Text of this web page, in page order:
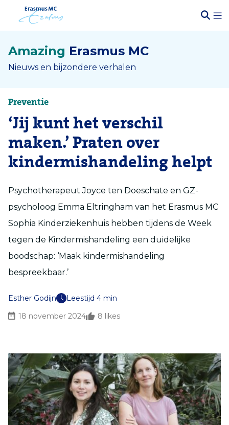
Amazing Erasmus MC
Nieuws en bijzondere verhalen
Preventie
‘Jij kunt het verschil
maken.’ Praten over
kindermishandeling helpt
Psychotherapeut Joyce ten Doeschate en GZ-
psycholoog Emma Eltringham van het Erasmus MC
Sophia Kinderziekenhuis hebben tijdens de Week
tegen de Kindermishandeling een duidelijke
boodschap: ‘Maak kindermishandeling
bespreekbaar.’
Esther Godijn
Leestijd 4 min
18 november 2024
8 likes